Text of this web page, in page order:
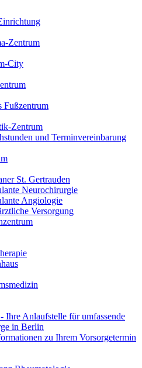
Zentrum
City
Fußzentrum
Zentrum
und Terminvereinbarung
St. Gertrauden
Neurochirurgie
Angiologie
Versorgung
Ihre Anlaufstelle für umfassende
in Berlin
zu Ihrem Vorsorgetermin